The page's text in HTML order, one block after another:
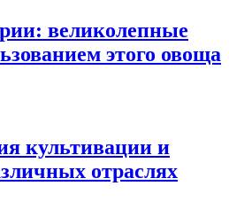
великолепные
этого овоща
культивации и
отраслях